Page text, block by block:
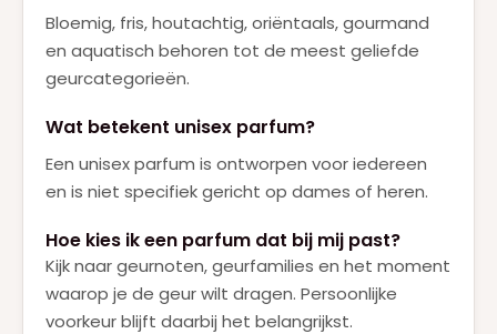
Bloemig, fris, houtachtig, oriëntaals, gourmand
en aquatisch behoren tot de meest geliefde
geurcategorieën.
Wat betekent unisex parfum?
Een unisex parfum is ontworpen voor iedereen
en is niet specifiek gericht op dames of heren.
Hoe kies ik een parfum dat bij mij past?
Kijk naar geurnoten, geurfamilies en het moment
waarop je de geur wilt dragen. Persoonlijke
voorkeur blijft daarbij het belangrijkst.